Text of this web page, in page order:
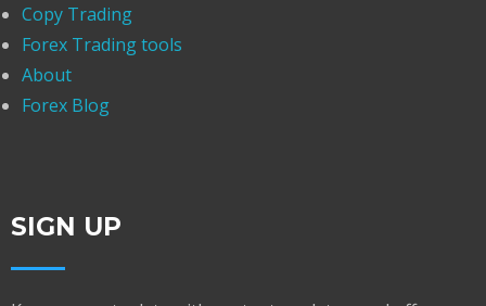
Copy Trading
Forex Trading tools
About
Forex Blog
SIGN UP